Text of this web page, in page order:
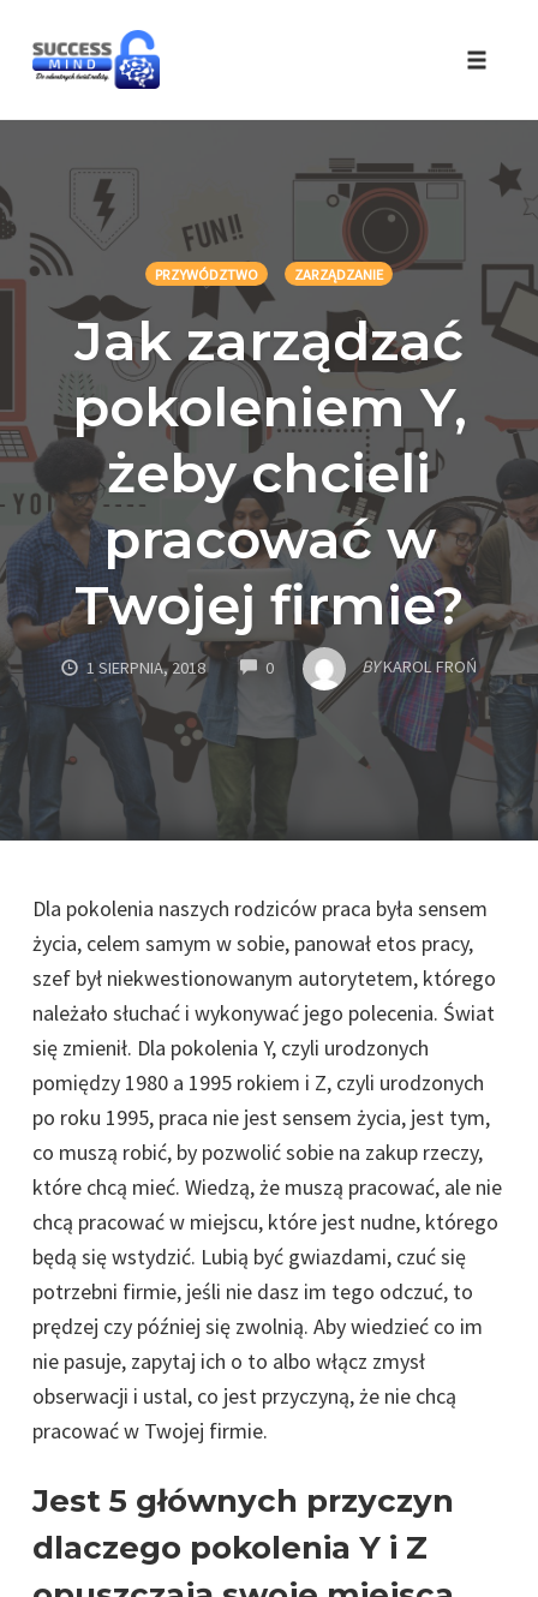
content
PRZYWÓDZTWO ZARZĄDZANIE
Jak zarządzać
pokoleniem Y,
żeby chcieli
pracować w
Twojej firmie?
1 SIERPNIA, 2018 0COMMENTS BYKAROL FROŃ
Dla pokolenia naszych rodziców praca była sensem
życia, celem samym w sobie, panował etos pracy,
szef był niekwestionowanym autorytetem, którego
należało słuchać i wykonywać jego polecenia. Świat
się zmienił. Dla pokolenia Y, czyli urodzonych
pomiędzy 1980 a 1995 rokiem i Z, czyli urodzonych
po roku 1995, praca nie jest sensem życia, jest tym,
co muszą robić, by pozwolić sobie na zakup rzeczy,
które chcą mieć. Wiedzą, że muszą pracować, ale nie
chcą pracować w miejscu, które jest nudne, którego
będą się wstydzić. Lubią być gwiazdami, czuć się
potrzebni firmie, jeśli nie dasz im tego odczuć, to
prędzej czy później się zwolnią. Aby wiedzieć co im
nie pasuje, zapytaj ich o to albo włącz zmysł
obserwacji i ustal, co jest przyczyną, że nie chcą
pracować w Twojej firmie.
Jest 5 głównych przyczyn
dlaczego pokolenia Y i Z